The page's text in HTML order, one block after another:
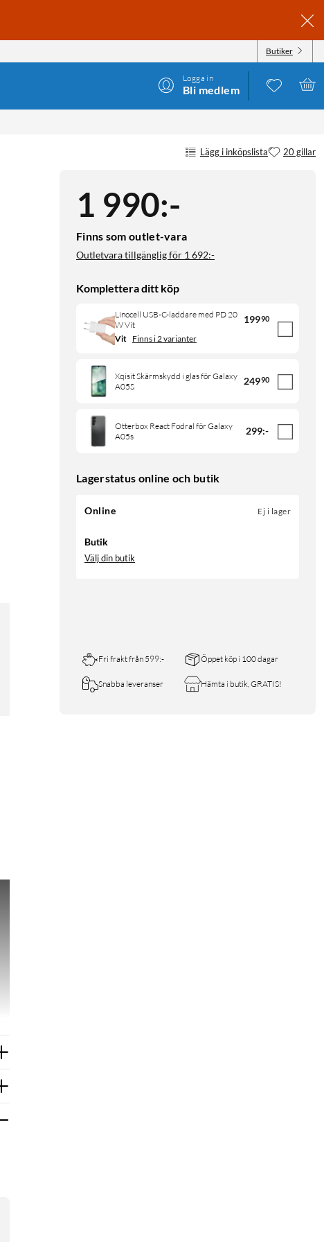
Butiker
Logga in
Bli medlem
Lägg i inköpslista 20 gillar
1 990:-
Finns som outlet-vara
Outletvara tillgänglig för 1 692:-
Komplettera ditt köp
Linocell USB-C-laddare med PD 20
W Vit
19990
Vit Finns i 2 varianter
Xqisit Skärmskydd i glas för Galaxy
A05S
24990
Otterbox React Fodral för Galaxy
A05s
299:-
Lagerstatus online och butik
Online Ej i lager
Butik
Välj din butik
Fri frakt från 599:- Öppet köp i 100 dagar
Snabba leveranser Hämta i butik, GRATIS!